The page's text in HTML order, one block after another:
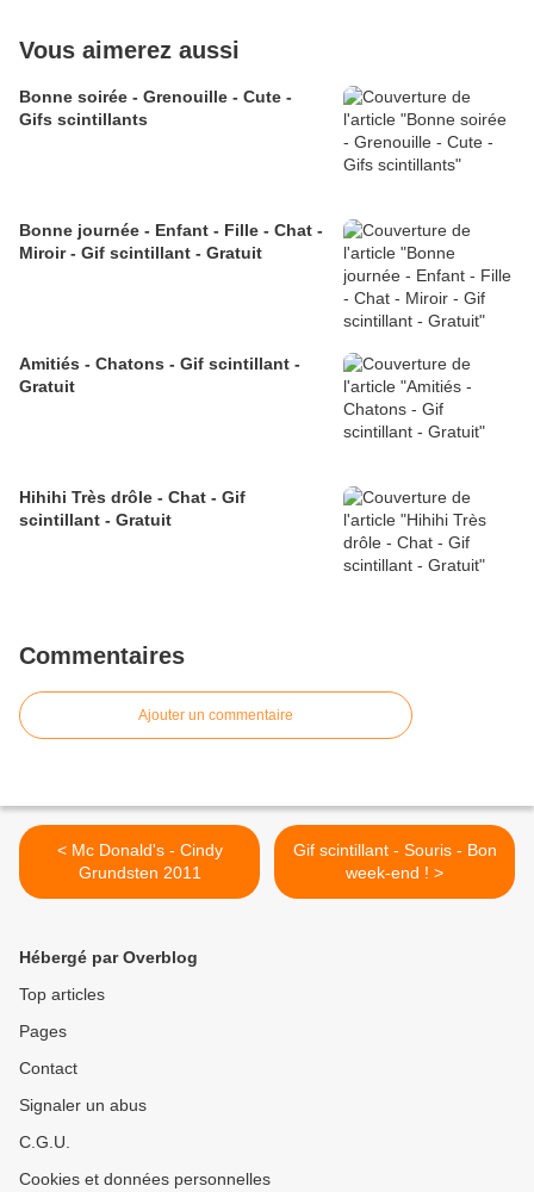
Vous aimerez aussi
Bonne soirée - Grenouille - Cute -
Gifs scintillants
Bonne journée - Enfant - Fille - Chat -
Miroir - Gif scintillant - Gratuit
Amitiés - Chatons - Gif scintillant -
Gratuit
Hihihi Très drôle - Chat - Gif
scintillant - Gratuit
Commentaires
Ajouter un commentaire
< Mc Donald's - Cindy
Grundsten 2011
Gif scintillant - Souris - Bon
week-end ! >
Hébergé par Overblog
Top articles
Pages
Contact
Signaler un abus
C.G.U.
Cookies et données personnelles